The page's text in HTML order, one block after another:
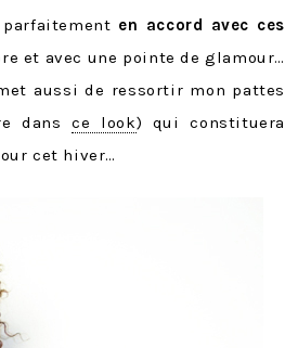
en accord avec ces
et avec une pointe de glamour…
aussi de ressortir mon pattes
dansce look) qui constituera
cet hiver…